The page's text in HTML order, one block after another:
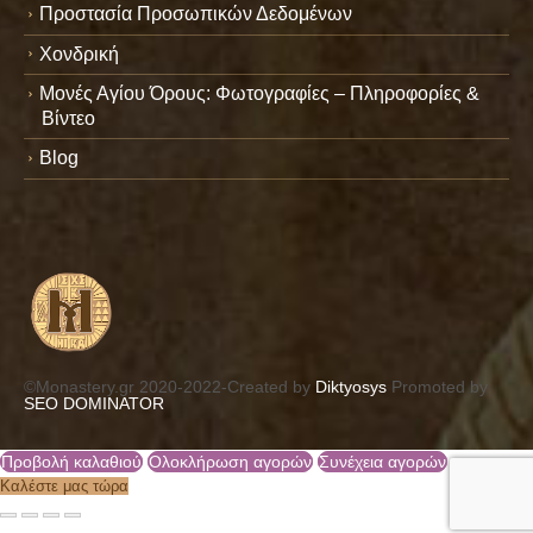
Προστασία Προσωπικών Δεδομένων
Χονδρική
Μονές Αγίου Όρους: Φωτογραφίες – Πληροφορίες &
Βίντεο
Blog
©Monastery.gr 2020-2022-Created by Diktyosys Promoted by
SEO DOMINATOR
Προβολή καλαθιού Ολοκλήρωση αγορών Συνέχεια αγορών
Καλέστε μας τώρα